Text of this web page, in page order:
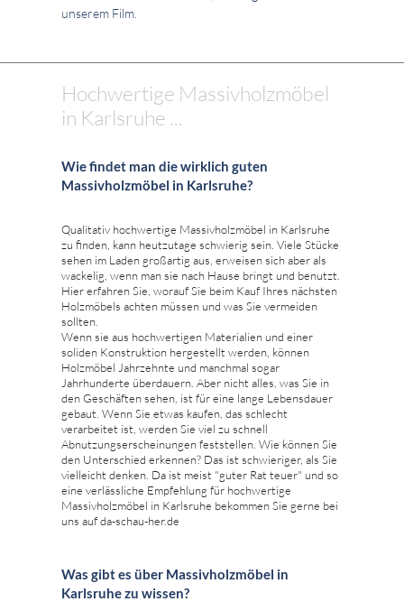
unserem Film.
Hochwertige Massivholzmöbel
in Karlsruhe ...
Wie findet man die wirklich guten
Massivholzmöbel in Karlsruhe?
Qualitativ hochwertige Massivholzmöbel in Karlsruhe
zu finden, kann heutzutage schwierig sein. Viele Stücke
sehen im Laden großartig aus, erweisen sich aber als
wackelig, wenn man sie nach Hause bringt und benutzt.
Hier erfahren Sie, worauf Sie beim Kauf Ihres nächsten
Holzmöbels achten müssen und was Sie vermeiden
sollten.
Wenn sie aus hochwertigen Materialien und einer
soliden Konstruktion hergestellt werden, können
Holzmöbel Jahrzehnte und manchmal sogar
Jahrhunderte überdauern. Aber nicht alles, was Sie in
den Geschäften sehen, ist für eine lange Lebensdauer
gebaut. Wenn Sie etwas kaufen, das schlecht
verarbeitet ist, werden Sie viel zu schnell
Abnutzungserscheinungen feststellen. Wie können Sie
den Unterschied erkennen? Das ist schwieriger, als Sie
vielleicht denken. Da ist meist "guter Rat teuer" und so
eine verlässliche Empfehlung für hochwertige
Massivholzmöbel in Karlsruhe bekommen Sie gerne bei
uns auf da-schau-her.de
Was gibt es über Massivholzmöbel in
Karlsruhe zu wissen?